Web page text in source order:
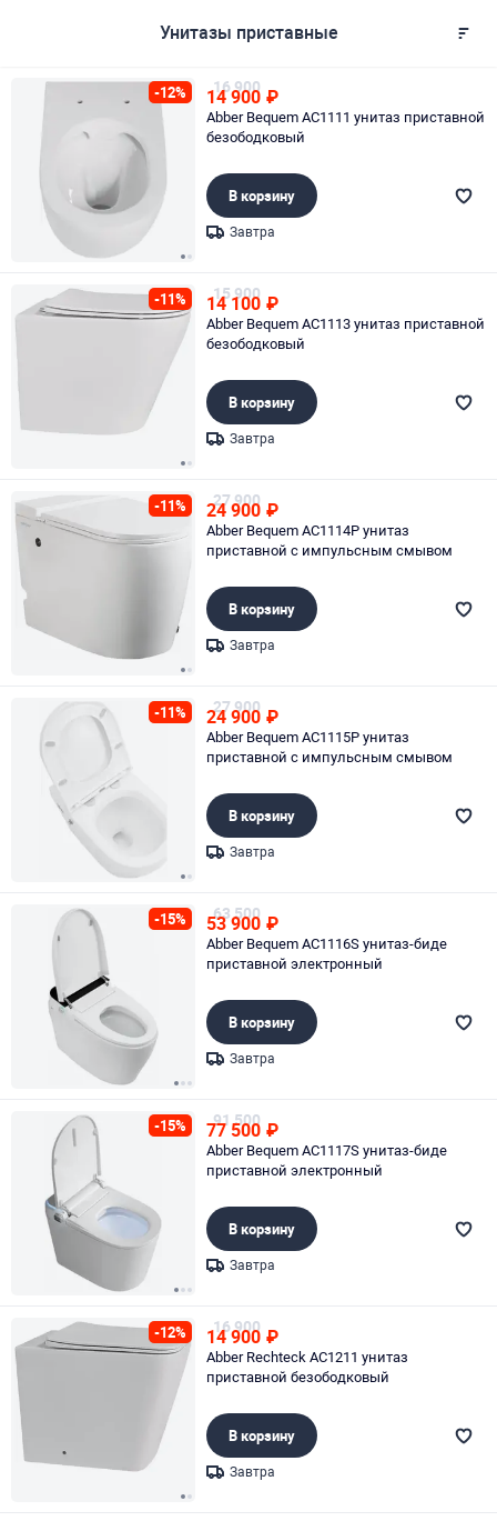
Унитазы приставные
-12% 16 900
14 900 ₽
Abber Bequem AC1111 унитаз приставной
безободковый
В корзину
Завтра
-11% 15 900
14 100 ₽
Abber Bequem AC1113 унитаз приставной
безободковый
В корзину
Завтра
-11% 27 900
24 900 ₽
Abber Bequem AC1114P унитаз
приставной с импульсным смывом
В корзину
Завтра
-11% 27 900
24 900 ₽
Abber Bequem AC1115P унитаз
приставной с импульсным смывом
В корзину
Завтра
-15% 63 500
53 900 ₽
Abber Bequem AC1116S унитаз-биде
приставной электронный
В корзину
Завтра
-15% 91 500
77 500 ₽
Abber Bequem AC1117S унитаз-биде
приставной электронный
В корзину
Завтра
-12% 16 900
14 900 ₽
Abber Rechteck AC1211 унитаз
приставной безободковый
В корзину
Завтра